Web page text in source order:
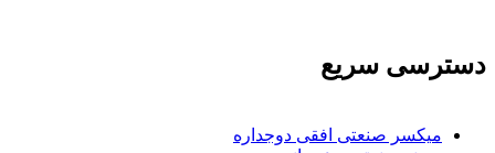
دسترسی سریع
میکسر صنعتی افقی دوجداره